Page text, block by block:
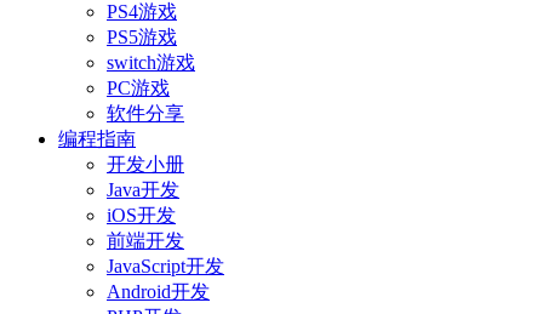
PS4游戏
PS5游戏
switch游戏
PC游戏
软件分享
编程指南
开发小册
Java开发
iOS开发
前端开发
JavaScript开发
Android开发